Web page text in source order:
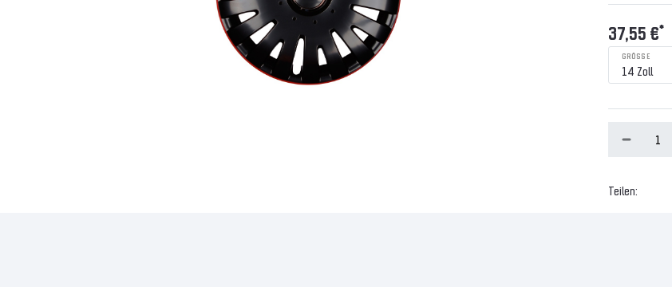
37,55 €*
GRÖSSE
Teilen: